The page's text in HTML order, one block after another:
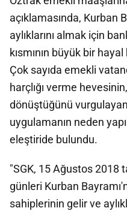
açıklamasında, Kurban
aylıklarını almak için
kısmının büyük bir hayal
Çok sayıda emekli
harçlığı verme hevesinin,
dönüştüğünü
uygulamanın neden
eleştiride bulundu.
"SGK, 15 Ağustos 2018
günleri Kurban
sahiplerinin gelir ve